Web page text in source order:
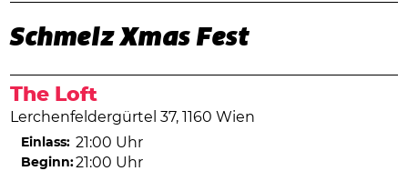
Schmelz Xmas Fest
The Loft
Lerchenfeldergürtel 37, 1160 Wien
Einlass: 21:00 Uhr
Beginn:21:00 Uhr